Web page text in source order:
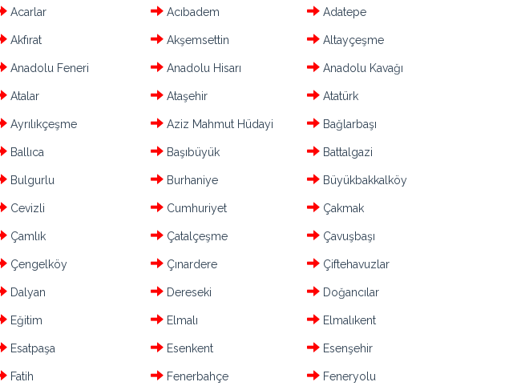
Acarlar Acıbadem Adatepe
Akfırat Akşemsettin Altayçeşme
Anadolu Feneri Anadolu Hisarı Anadolu Kavağı
Atalar Ataşehir Atatürk
Ayrılıkçeşme Aziz Mahmut Hüdayi Bağlarbaşı
Ballıca Başıbüyük Battalgazi
Bulgurlu Burhaniye Büyükbakkalköy
Cevizli Cumhuriyet Çakmak
Çamlık Çatalçeşme Çavuşbaşı
Çengelköy Çınardere Çiftehavuzlar
Dalyan Dereseki Doğancılar
Eğitim Elmalı Elmalıkent
Esatpaşa Esenkent Esenşehir
Fatih Fenerbahçe Feneryolu